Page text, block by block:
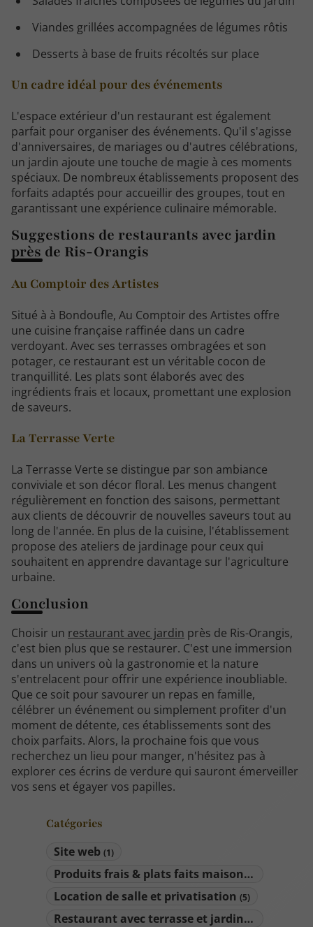
Catégories
Site web (1)
Produits frais & plats faits maison
(5)
Location de salle et privatisation (5)
Restaurant avec terrasse et jardin
(9)
Viandes grillées accompagnées de légumes rôtis
Desserts à base de fruits récoltés sur place
Un cadre idéal pour des événements
L'espace extérieur d'un restaurant est également
parfait pour organiser des événements. Qu'il s'agisse
d'anniversaires, de mariages ou d'autres célébrations,
un jardin ajoute une touche de magie à ces moments
spéciaux. De nombreux établissements proposent des
forfaits adaptés pour accueillir des groupes, tout en
garantissant une expérience culinaire mémorable.
Suggestions de restaurants avec jardin
près de Ris-Orangis
Au Comptoir des Artistes
Situé à à Bondoufle, Au Comptoir des Artistes offre
une cuisine française raffinée dans un cadre
verdoyant. Avec ses terrasses ombragées et son
potager, ce restaurant est un véritable cocon de
tranquillité. Les plats sont élaborés avec des
ingrédients frais et locaux, promettant une explosion
de saveurs.
La Terrasse Verte
La Terrasse Verte se distingue par son ambiance
conviviale et son décor floral. Les menus changent
régulièrement en fonction des saisons, permettant
aux clients de découvrir de nouvelles saveurs tout au
long de l'année. En plus de la cuisine, l'établissement
propose des ateliers de jardinage pour ceux qui
souhaitent en apprendre davantage sur l'agriculture
urbaine.
Conclusion
Choisir un restaurant avec jardin près de Ris-Orangis,
c'est bien plus que se restaurer. C'est une immersion
dans un univers où la gastronomie et la nature
s'entrelacent pour offrir une expérience inoubliable.
Que ce soit pour savourer un repas en famille,
célébrer un événement ou simplement profiter d'un
moment de détente, ces établissements sont des
choix parfaits. Alors, la prochaine fois que vous
recherchez un lieu pour manger, n'hésitez pas à
explorer ces écrins de verdure qui sauront émerveiller
vos sens et égayer vos papilles.